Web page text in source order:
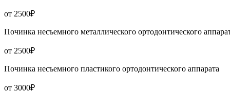
от 2500₽
Починка несъемного металлического ортодонтического
от 2500₽
Починка несъемного пластикого ортодонтического аппарата
от 3000₽